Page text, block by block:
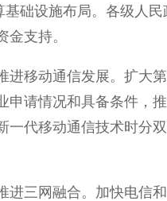
基础设施布局。各级人
金支持。
进移动通信发展。扩大
申请情况和具备条件，
一代移动通信技术时分
进三网融合。加快电信